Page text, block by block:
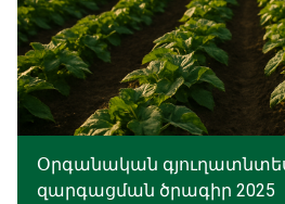
Օրգանական
զարգացման ծրագիր 2025